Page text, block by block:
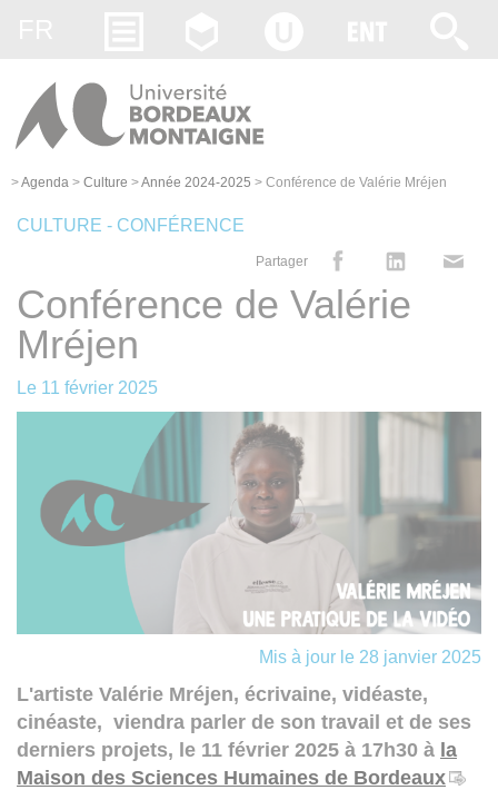
>Agenda > Culture >Année 2024-2025 > Conférence de Valérie Mréjen
CULTURE - CONFÉRENCE
Partager
Conférence de Valérie
Mréjen
Le 11 février 2025
Mis à jour le 28 janvier 2025
L'artiste Valérie Mréjen, écrivaine, vidéaste,
cinéaste, viendra parler de son travail et de ses
derniers projets, le 11 février 2025 à 17h30 à la
Maison des Sciences Humaines de Bordeaux